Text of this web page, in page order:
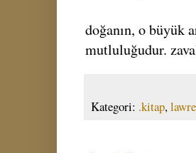
doğanın, o büyük
mutluluğudur.
Kategori: .kitap,